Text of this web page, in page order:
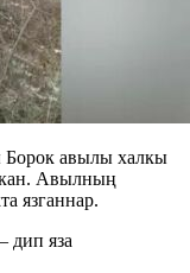
Борок авылы халкы
Авылның
язганнар.
дип яза